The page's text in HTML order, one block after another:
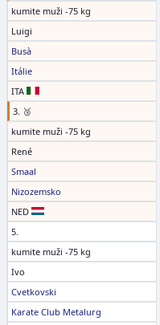
kumite muži -75 kg
Luigi
Busà
Itálie
ITA
3. 🥉
kumite muži -75 kg
René
Smaal
Nizozemsko
NED
5.
kumite muži -75 kg
Ivo
Cvetkovski
Karate Club Metalurg